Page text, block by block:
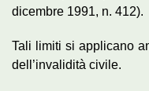
dicembre 1991, n. 412).
Tali limiti si applicano
dell’invalidità civile.